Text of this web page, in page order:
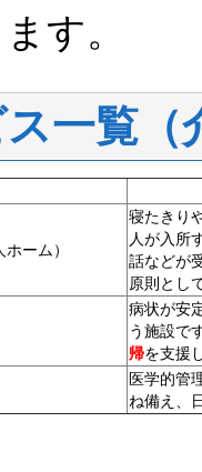
す。
一覧（
ーム）
寝たきり
人が入所
話などが
原則とし
病状が安
う施設で
帰を支援
医学的管
ね備え、